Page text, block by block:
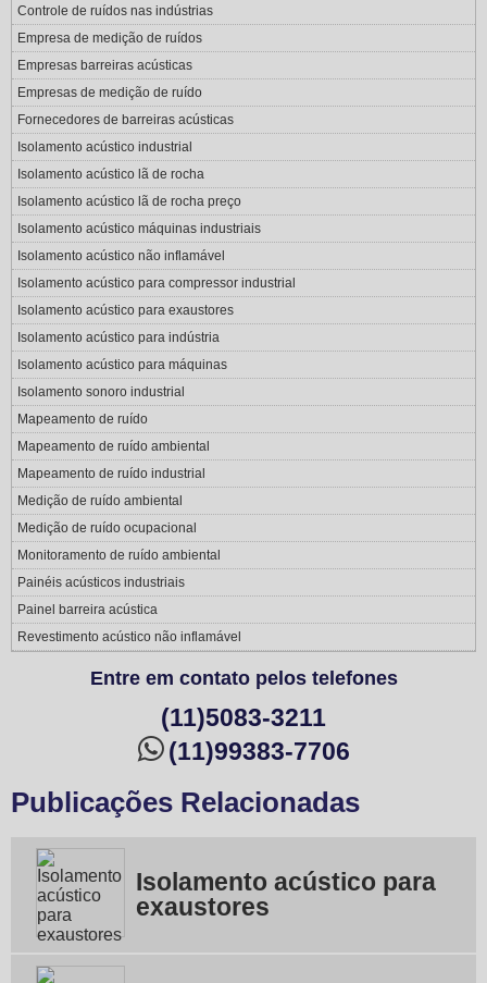
Controle de ruídos nas indústrias
Empresa de medição de ruídos
Empresas barreiras acústicas
Empresas de medição de ruído
Fornecedores de barreiras acústicas
Isolamento acústico industrial
Isolamento acústico lã de rocha
Isolamento acústico lã de rocha preço
Isolamento acústico máquinas industriais
Isolamento acústico não inflamável
Isolamento acústico para compressor industrial
Isolamento acústico para exaustores
Isolamento acústico para indústria
Isolamento acústico para máquinas
Isolamento sonoro industrial
Mapeamento de ruído
Mapeamento de ruído ambiental
Mapeamento de ruído industrial
Medição de ruído ambiental
Medição de ruído ocupacional
Monitoramento de ruído ambiental
Painéis acústicos industriais
Painel barreira acústica
Revestimento acústico não inflamável
Entre em contato pelos telefones
(11)5083-3211
(11)99383-7706
Publicações Relacionadas
Isolamento acústico para
exaustores